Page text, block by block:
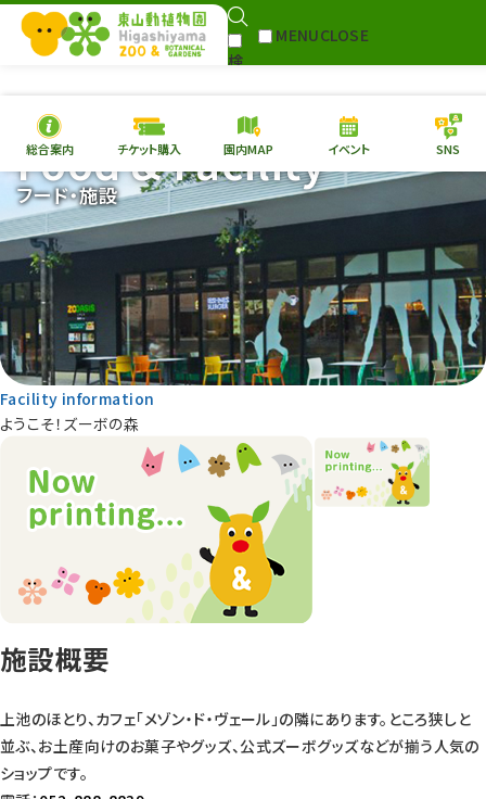
検
MENUCLOSE
本日の開園情報 チケ
園内MAP
総合案内
動物園 植物園
再生プラン
東山動植物園
への支援
サイトマップ
Follow
総合案内 チケット購入 園内MAP イベント SNS
Food & Facility
フード・施設
Facility information
ようこそ！ズーボの森
施設概要
上池のほとり、カフェ「メゾン・ド・ヴェール」の隣にあります。ところ狭しと
並ぶ、お土産向けのお菓子やグッズ、公式ズーボグッズなどが揃う人気の
ショップです。